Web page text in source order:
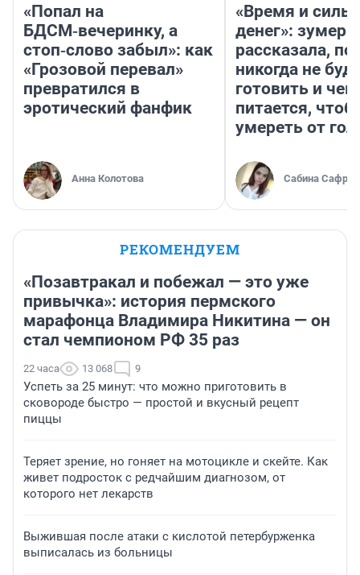
«Попал на
БДСМ‑вечеринку, а
стоп‑слово забыл»: как
«Грозовой перевал»
превратился в
эротический фанфик
Анна Колотова
«Время и
денег»:
рассказала,
никогда не
готовить и чем
питается,
умереть от
Сабина
РЕКОМЕНДУЕМ
«Позавтракал и побежал — это уже
привычка»: история пермского
марафонца Владимира Никитина — он
стал чемпионом РФ 35 раз
22 часа 13 068 9
Успеть за 25 минут: что можно приготовить в
сковороде быстро — простой и вкусный рецепт
пиццы
Теряет зрение, но гоняет на мотоцикле и скейте. Как
живет подросток с редчайшим диагнозом, от
которого нет лекарств
Выжившая после атаки с кислотой петербурженка
выписалась из больницы